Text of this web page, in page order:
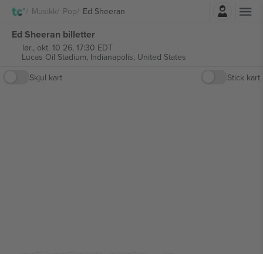
Musikk Pop Ed Sheeran
Ed Sheeran billetter
lør., okt. 10 26, 17:30 EDT
Lucas Oil Stadium, Indianapolis, United States
Skjul kart
Stick kart